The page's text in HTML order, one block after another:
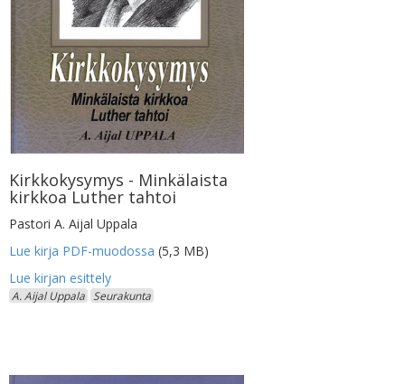
Kirkkokysymys - Minkälaista
kirkkoa Luther tahtoi
Pastori A. Aijal Uppala
Lue kirja PDF-muodossa (5,3 MB)
A. Aijal Uppala Seurakunta